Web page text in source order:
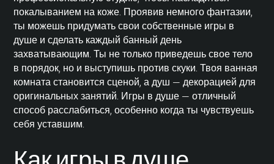
покалыванием на коже. Проявив немного фантазии,
ты можешь придумать свои собственные игры в
душе и сделать каждый банный день
захватывающим. Ты не только приведешь свое тело
в порядок, но и выступишь против скуки. Твоя ванная
комната становится сценой, а душ — декорацией для
оригинальных занятий. Игры в душе — отличный
способ расслабиться, особенно когда ты чувствуешь
себя уставшим.